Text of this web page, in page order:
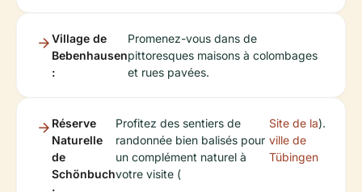
Village de
Bebenhausen
:
Promenez-vous dans de
pittoresques maisons à colombages
et rues pavées.
Réserve
Naturelle
de
Schönbuch
Profitez des sentiers de
randonnée bien balisés pour
un complément naturel à
votre visite (
Site de la
ville de
Tübingen
).